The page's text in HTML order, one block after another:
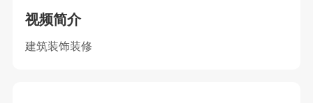
视频简介
建筑装饰装修